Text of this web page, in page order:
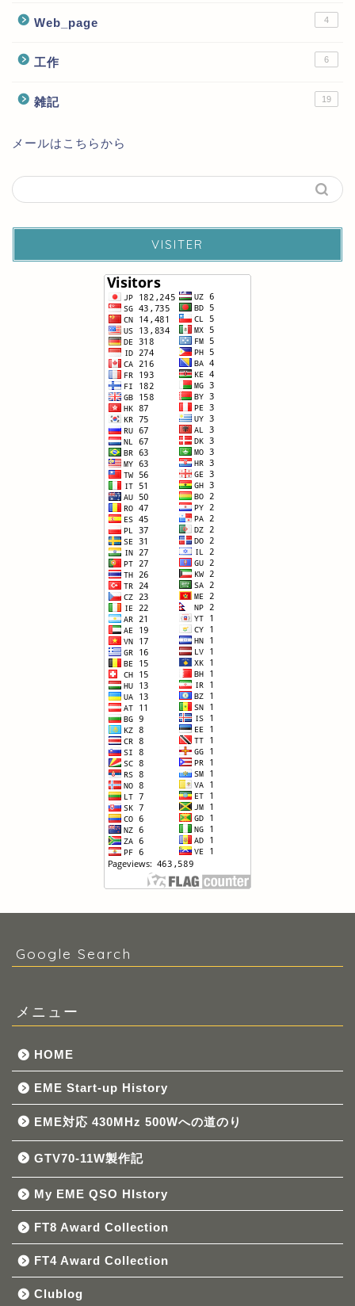
Web_page 4
工作 6
雑記 19
メールはこちらから
VISITER
Google Search
メニュー
HOME
EME Start-up History
EME対応 430MHz 500Wへの道のり
GTV70-11W製作記
My EME QSO HIstory
FT8 Award Collection
FT4 Award Collection
Clublog